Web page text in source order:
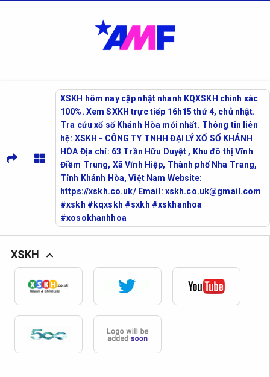
XSKH hôm nay cập nhật nhanh KQXSKH chính xác
100%. Xem SXKH trực tiếp 16h15 thứ 4, chủ nhật.
Tra cứu xổ số Khánh Hòa mới nhất. Thông tin liên
hệ: XSKH - CÔNG TY TNHH ĐẠI LÝ XỔ SỐ KHÁNH
HÒA Địa chỉ: 63 Trần Hữu Duyệt , Khu đô thị Vĩnh
Điềm Trung, Xã Vĩnh Hiệp, Thành phố Nha Trang,
Tỉnh Khánh Hòa, Việt Nam Website:
https://xskh.co.uk/ Email: xskh.co.uk@gmail.com
#xskh #kqxskh #sxkh #xskhanhoa
#xosokhanhhoa
XSKH